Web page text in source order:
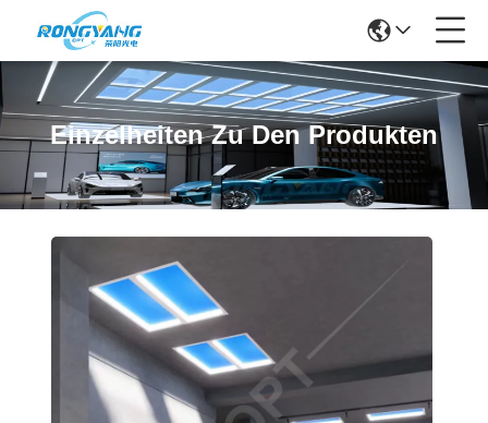
Einzelheiten Zu Den Produkten